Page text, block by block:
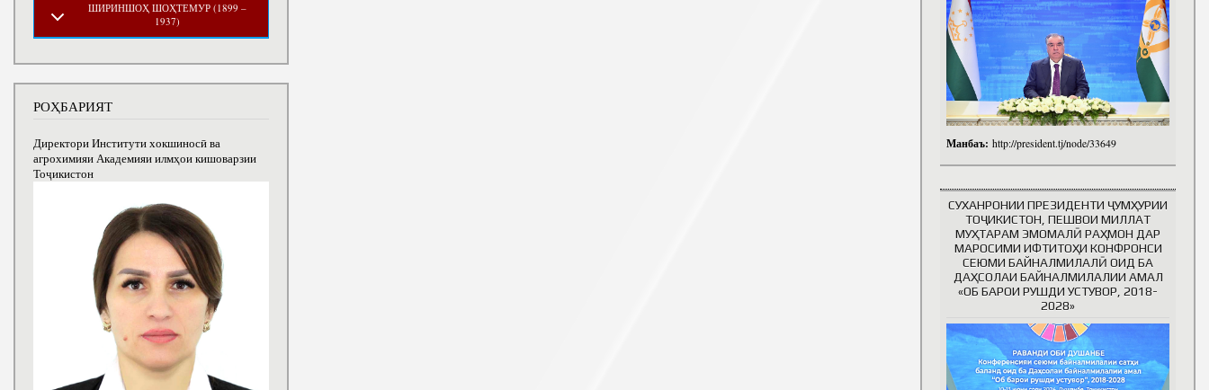
ШИРИНШОҲ ШОҲТЕМУР (1899 –
1937)
РОҲБАРИЯТ
Директори Институти хокшиносӣ ва
агрохимияи Академияи илмҳои кишоварзии
Тоҷикистон
Манбаъ: http://president.tj/node/33649
СУХАНРОНИИ ПРЕЗИДЕНТИ ҶУМҲУРИИ
ТОҶИКИСТОН, ПЕШВОИ МИЛЛАТ
МУҲТАРАМ ЭМОМАЛӢ РАҲМОН ДАР
МАРОСИМИ ИФТИТОҲИ КОНФРОНСИ
СЕЮМИ БАЙНАЛМИЛАЛӢ ОИД БА
ДАҲСОЛАИ БАЙНАЛМИЛАЛИИ АМАЛ
«ОБ БАРОИ РУШДИ УСТУВОР, 2018-
2028»